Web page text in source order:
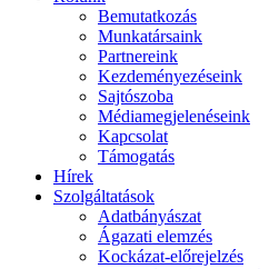
Bemutatkozás
Munkatársaink
Partnereink
Kezdeményezéseink
Sajtószoba
Médiamegjelenéseink
Kapcsolat
Támogatás
Hírek
Szolgáltatások
Adatbányászat
Ágazati elemzés
Kockázat-előrejelzés